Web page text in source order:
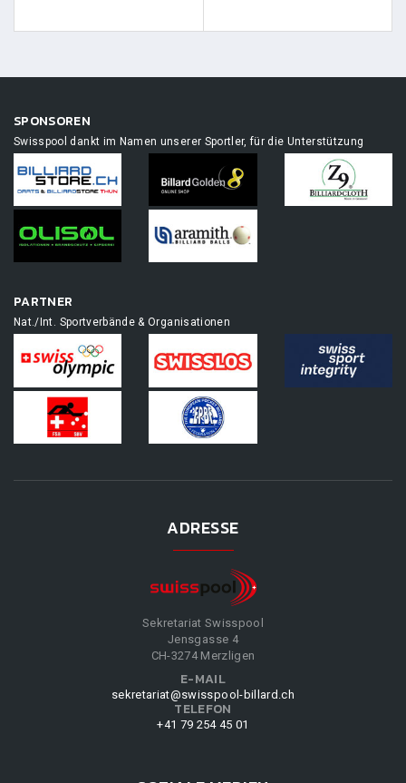
SPONSOREN
Swisspool dankt im Namen unserer Sportler, für die Unterstützung
PARTNER
Nat./Int. Sportverbände & Organisationen
ADRESSE
Sekretariat Swisspool
Jensgasse 4
CH-3274 Merzligen
E-MAIL
sekretariat@swisspool-billard.ch
TELEFON
+41 79 254 45 01